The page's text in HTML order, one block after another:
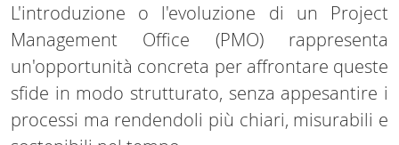
L'introduzione o l'evoluzione di un Project
Management Office (PMO) rappresenta
un'opportunità concreta per affrontare queste
sfide in modo strutturato, senza appesantire i
processi ma rendendoli più chiari, misurabili e